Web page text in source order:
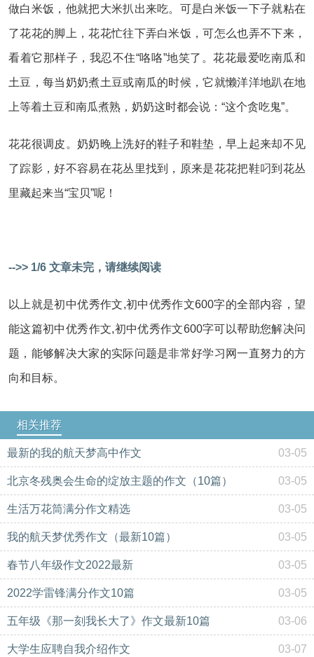
做白米饭，他就把大米扒出来吃。可是白米饭一下子就粘在
了花花的脚上，花花忙往下弄白米饭，可怎么也弄不下来，
看着它那样子，我忍不住“咯咯”地笑了。花花最爱吃南瓜和
土豆，每当奶奶煮土豆或南瓜的时候，它就懒洋洋地趴在地
上等着土豆和南瓜煮熟，奶奶这时都会说：“这个贪吃鬼”。
花花很调皮。奶奶晚上洗好的鞋子和鞋垫，早上起来却不见
了踪影，好不容易在花丛里找到，原来是花花把鞋叼到花丛
里藏起来当“宝贝”呢！
-->> 1/6 文章未完，请继续阅读
以上就是初中优秀作文,初中优秀作文600字的全部内容，望
能这篇初中优秀作文,初中优秀作文600字可以帮助您解决问
题，能够解决大家的实际问题是非常好学习网一直努力的方
向和目标。
相关推荐
最新的我的航天梦高中作文 03-05
北京冬残奥会生命的绽放主题的作文（10篇） 03-05
生活万花筒满分作文精选 03-05
我的航天梦优秀作文（最新10篇） 03-05
春节八年级作文2022最新 03-05
2022学雷锋满分作文10篇 03-05
五年级《那一刻我长大了》作文最新10篇 03-06
大学生应聘自我介绍作文 03-07